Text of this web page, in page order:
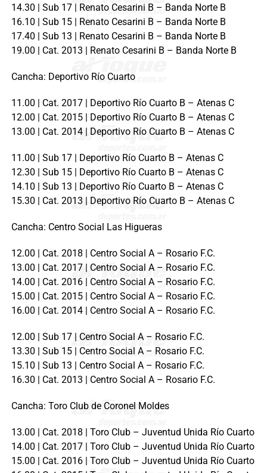
14.30 | Sub 17 | Renato Cesarini B – Banda Norte B
16.10 | Sub 15 | Renato Cesarini B – Banda Norte B
17.40 | Sub 13 | Renato Cesarini B – Banda Norte B
19.00 | Cat. 2013 | Renato Cesarini B – Banda Norte B
Cancha: Deportivo Río Cuarto
11.00 | Cat. 2017 | Deportivo Río Cuarto B – Atenas C
12.00 | Cat. 2015 | Deportivo Río Cuarto B – Atenas C
13.00 | Cat. 2014 | Deportivo Río Cuarto B – Atenas C
11.00 | Sub 17 | Deportivo Río Cuarto B – Atenas C
12.30 | Sub 15 | Deportivo Río Cuarto B – Atenas C
14.10 | Sub 13 | Deportivo Río Cuarto B – Atenas C
15.30 | Cat. 2013 | Deportivo Río Cuarto B – Atenas C
Cancha: Centro Social Las Higueras
12.00 | Cat. 2018 | Centro Social A – Rosario F.C.
13.00 | Cat. 2017 | Centro Social A – Rosario F.C.
14.00 | Cat. 2016 | Centro Social A – Rosario F.C.
15.00 | Cat. 2015 | Centro Social A – Rosario F.C.
16.00 | Cat. 2014 | Centro Social A – Rosario F.C.
12.00 | Sub 17 | Centro Social A – Rosario F.C.
13.30 | Sub 15 | Centro Social A – Rosario F.C.
15.10 | Sub 13 | Centro Social A – Rosario F.C.
16.30 | Cat. 2013 | Centro Social A – Rosario F.C.
Cancha: Toro Club de Coronel Moldes
13.00 | Cat. 2018 | Toro Club – Juventud Unida Río Cuarto
14.00 | Cat. 2017 | Toro Club – Juventud Unida Río Cuarto
15.00 | Cat. 2016 | Toro Club – Juventud Unida Río Cuarto